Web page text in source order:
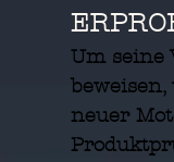
Um seine
neuer